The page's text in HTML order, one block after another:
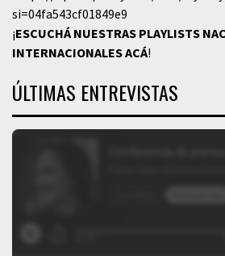
si=04fa543cf01849e9
¡ESCUCHÁ NUESTRAS PLAYLISTS
INTERNACIONALESACÁ!
ÚLTIMAS ENTREVISTAS